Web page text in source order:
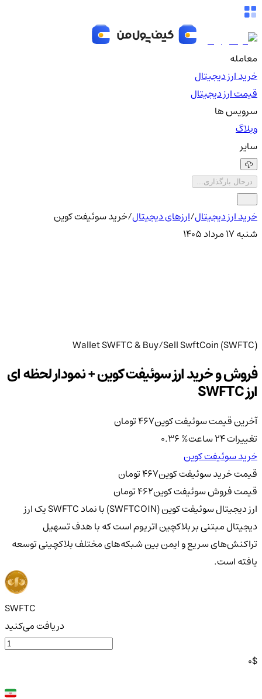
معامله
خرید ارز دیجیتال
قیمت ارز دیجیتال
سرویس ها
وبلاگ
سایر
درحال بارگذاری...
خرید ارز دیجیتال/ارزهای دیجیتال/خرید سوئیفت کوین
شنبه ۱۷ مرداد ۱۴۰۵
Wallet SWFTC & Buy/Sell SwftCoin (SWFTC)
فروش و خرید ارز سوئیفت کوین + نمودار لحظه ای
ارز SWFTC
آخرین قیمت سوئیفت کوین467تومان
تغییرات 24 ساعت
0.36%
خرید سوئیفت کوین
قیمت خرید سوئیفت کوین467تومان
قیمت فروش سوئیفت کوین462تومان
ارز دیجیتال سوئیفت کوین (SWFTCOIN) با نماد SWFTC یک ارز
دیجیتال مبتنی بر بلاکچین اتریوم است که با هدف تسهیل
تراکنش‌های سریع و ایمن بین شبکه‌های مختلف بلاکچینی توسعه
یافته است.
SWFTC
دریافت می‌کنید
0$